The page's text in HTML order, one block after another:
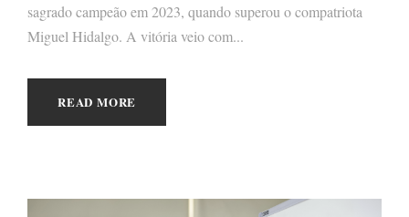
sagrado campeão em 2023, quando superou o compatriota
Miguel Hidalgo. A vitória veio com...
READ MORE